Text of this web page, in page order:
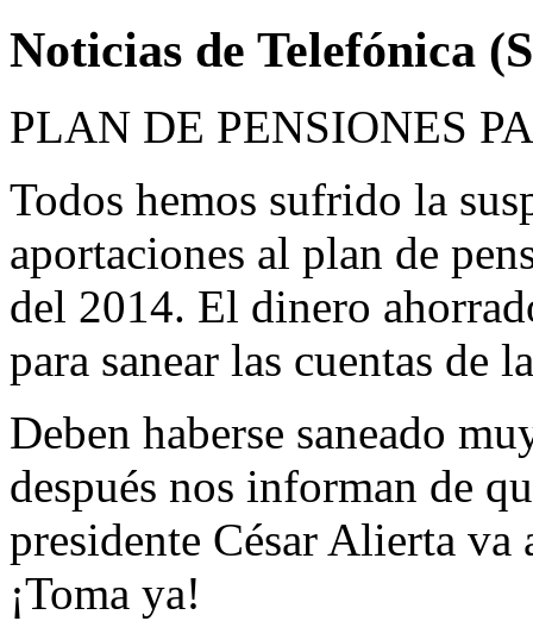
Noticias de Telefónica
PLAN DE PENSIONES
Todos hemos sufrido la
aportaciones al plan de
del 2014. El dinero
para sanear las cuentas de
Deben haberse saneado
después nos informan de
presidente César Alierta
¡Toma ya!